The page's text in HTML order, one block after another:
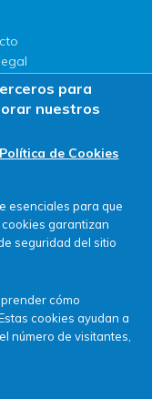
de privacidad
de Cookies
para
nuestros
Política de Cookies
esenciales para que
garantizan
seguridad del sitio
cómo
cookies ayudan a
número de visitantes,